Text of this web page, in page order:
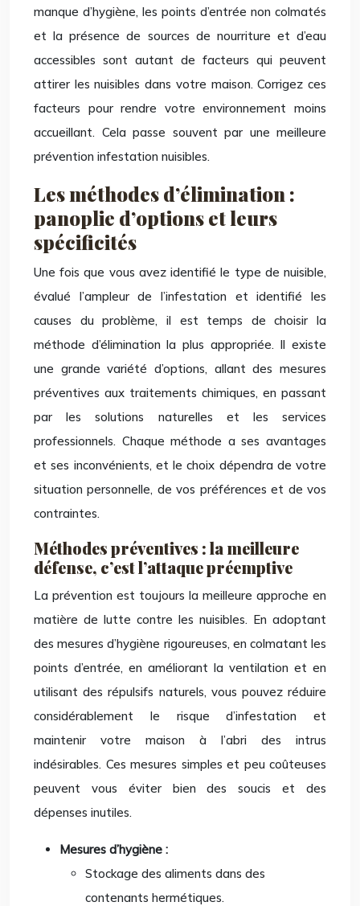
manque d’hygiène, les points d’entrée non colmatés
et la présence de sources de nourriture et d’eau
accessibles sont autant de facteurs qui peuvent
attirer les nuisibles dans votre maison. Corrigez ces
facteurs pour rendre votre environnement moins
accueillant. Cela passe souvent par une meilleure
prévention infestation nuisibles.
Les méthodes d’élimination :
panoplie d’options et leurs
spécificités
Une fois que vous avez identifié le type de nuisible,
évalué l’ampleur de l’infestation et identifié les
causes du problème, il est temps de choisir la
méthode d’élimination la plus appropriée. Il existe
une grande variété d’options, allant des mesures
préventives aux traitements chimiques, en passant
par les solutions naturelles et les services
professionnels. Chaque méthode a ses avantages
et ses inconvénients, et le choix dépendra de votre
situation personnelle, de vos préférences et de vos
contraintes.
Méthodes préventives : la meilleure
défense, c’est l’attaque préemptive
La prévention est toujours la meilleure approche en
matière de lutte contre les nuisibles. En adoptant
des mesures d’hygiène rigoureuses, en colmatant les
points d’entrée, en améliorant la ventilation et en
utilisant des répulsifs naturels, vous pouvez réduire
considérablement le risque d’infestation et
maintenir votre maison à l’abri des intrus
indésirables. Ces mesures simples et peu coûteuses
peuvent vous éviter bien des soucis et des
dépenses inutiles.
Mesures d’hygiène :
Stockage des aliments dans des
contenants hermétiques.